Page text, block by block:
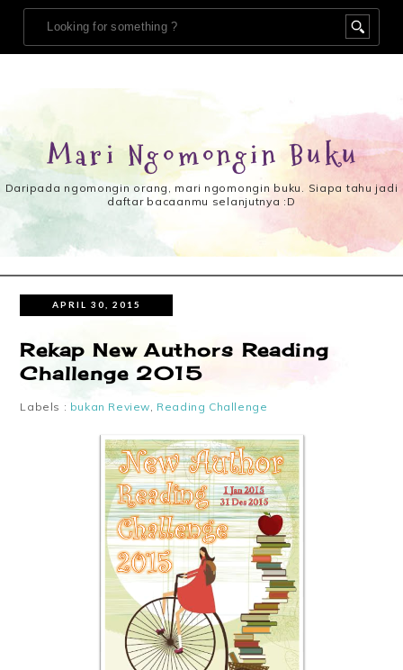
Mari Ngomongin Buku
Daripada ngomongin orang, mari ngomongin buku. Siapa tahu jadi
daftar bacaanmu selanjutnya :D
APRIL 30, 2015
Rekap New Authors Reading
Challenge 2015
Labels : bukan Review, Reading Challenge